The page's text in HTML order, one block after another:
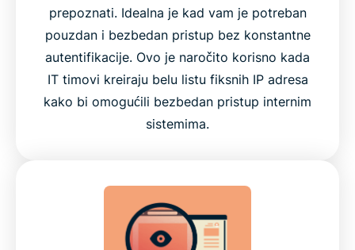
prepoznati. Idealna je kad vam je potreban
pouzdan i bezbedan pristup bez konstantne
autentifikacije. Ovo je naročito korisno kada
IT timovi kreiraju belu listu fiksnih IP adresa
kako bi omogućili bezbedan pristup internim
sistemima.